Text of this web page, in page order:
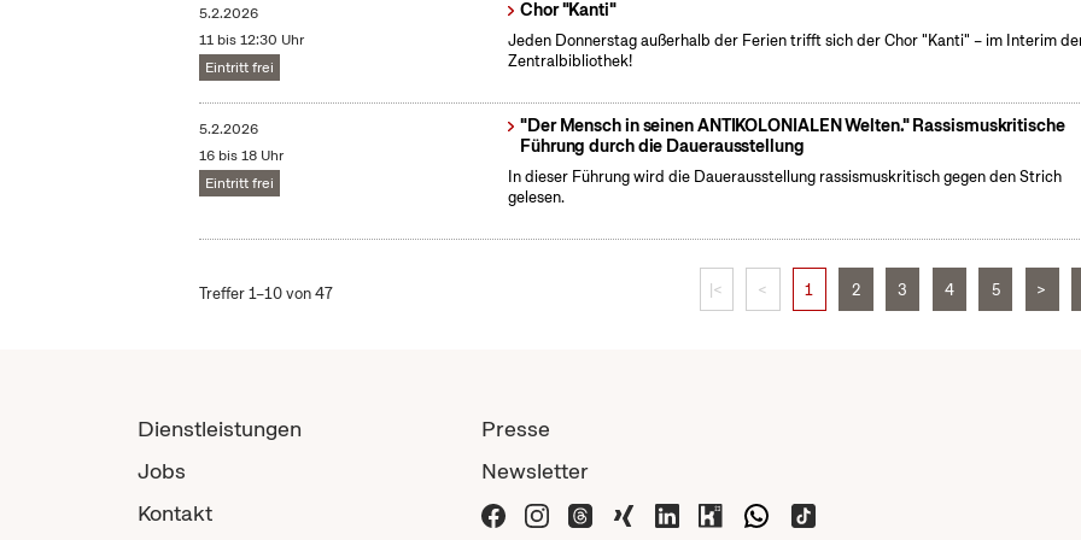
5.2.2026
11 bis 12:30 Uhr
Eintritt frei
Chor "Kanti"
Jeden Donnerstag außerhalb der Ferien trifft sich der Chor "Kanti" – im Interim
Zentralbibliothek!
5.2.2026
16 bis 18 Uhr
Eintritt frei
"Der Mensch in seinen ANTIKOLONIALEN Welten." Rassismuskritische
Führung durch die Dauerausstellung
In dieser Führung wird die Dauerausstellung rassismuskritisch gegen den Strich
gelesen.
Treffer 1–10 von 47 |< < 1 2 3 4 5 >
Dienstleistungen
Jobs
Kontakt
Presse
Newsletter